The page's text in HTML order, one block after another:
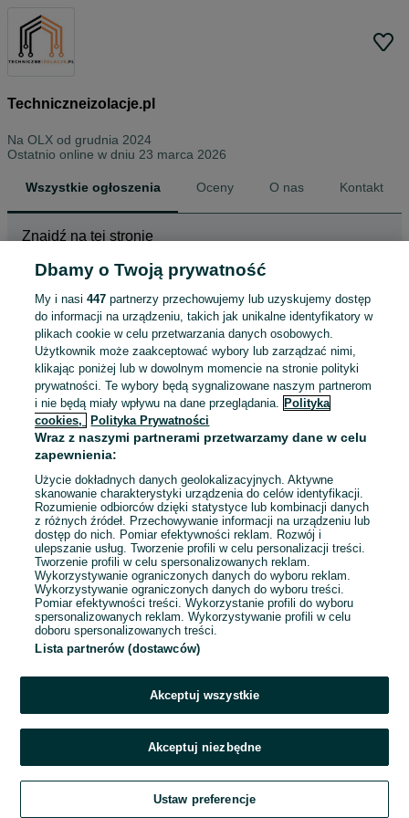
Techniczneizolacje.pl
Na OLX od grudnia 2024
Ostatnio online w dniu 23 marca 2026
Wszystkie ogłoszenia Oceny O nas Kontakt
Znajdź na tej stronie
Wybierz kategorię
ZNALEŹLIŚMY 0
OGŁOSZEŃ
Sortowanie Opcje przeglądania
Przepraszamy, nie znaleźliśmy tego,
czego szukasz.
Zadzwoń / SMS
Dbamy o Twoją prywatność
My i nasi447 partnerzy przechowujemy lub uzyskujemy dostęp
do informacji na urządzeniu, takich jak unikalne identyfikatory w
plikach cookie w celu przetwarzania danych osobowych.
Użytkownik może zaakceptować wybory lub zarządzać nimi,
klikając poniżej lub w dowolnym momencie na stronie polityki
prywatności. Te wybory będą sygnalizowane naszym partnerom
i nie będą miały wpływu na dane przeglądania. Polityka
cookies,
Polityka Prywatności
Wraz z naszymi partnerami przetwarzamy dane w celu
zapewnienia:
Użycie dokładnych danych geolokalizacyjnych. Aktywne
skanowanie charakterystyki urządzenia do celów identyfikacji.
Rozumienie odbiorców dzięki statystyce lub kombinacji danych
z różnych źródeł. Przechowywanie informacji na urządzeniu lub
dostęp do nich. Pomiar efektywności reklam. Rozwój i
ulepszanie usług. Tworzenie profili w celu personalizacji treści.
Tworzenie profili w celu spersonalizowanych reklam.
Wykorzystywanie ograniczonych danych do wyboru reklam.
Wykorzystywanie ograniczonych danych do wyboru treści.
Pomiar efektywności treści. Wykorzystanie profili do wyboru
spersonalizowanych reklam. Wykorzystywanie profili w celu
doboru spersonalizowanych treści.
Lista partnerów (dostawców)
Akceptuj wszystkie
Akceptuj niezbędne
Ustaw preferencje